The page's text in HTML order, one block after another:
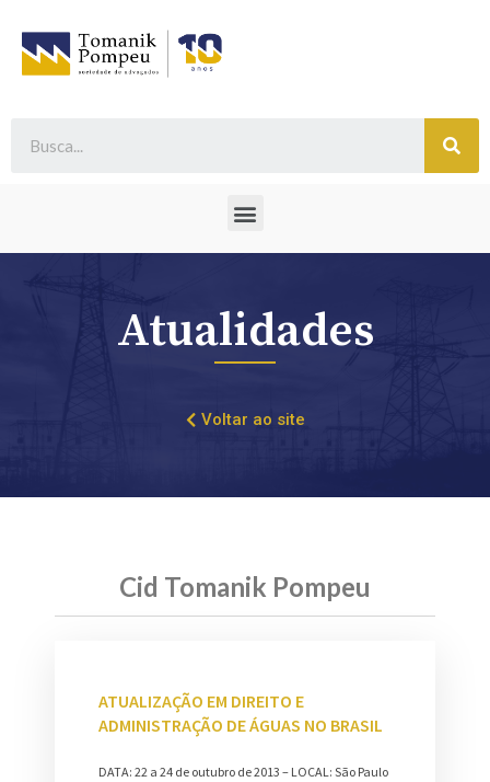
Atualidades
Voltar ao site
Cid Tomanik Pompeu
ATUALIZAÇÃO EM DIREITO E
ADMINISTRAÇÃO DE ÁGUAS NO BRASIL
DATA: 22 a 24 de outubro de 2013 – LOCAL: São Paulo